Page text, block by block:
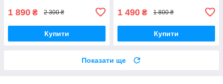
1 890 ₴ 2 300 ₴
Купити
1 490 ₴ 1 800 ₴
Купити
Показати ще